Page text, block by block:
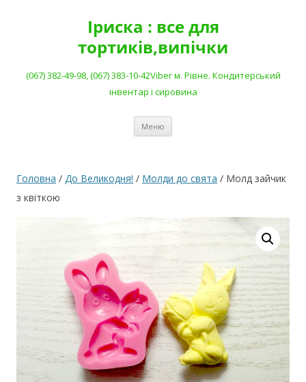
Іриска : все для
тортиків,випічки
(067) 382-49-98, (067) 383-10-42Viber м. Рівне. Кондитерський
інвентар і сировина
Меню
Головна / До Великодня! / Молди до свята / Молд зайчик
з квіткою